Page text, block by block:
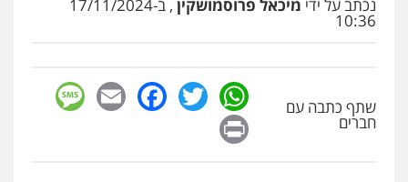
פלילי משפחה אזרחי מסחרי
אברהם שהבזי – משרד עורכי דין
כלכלי פלילי פשיעה כלכלית הלבנת
0504456555
נכתב על ידי מיכאל פרוסמושקין , ב-17/11/2024
10:36
שתף כתבה עם
חברים
WhatsApp
Twitter
Facebook
Email